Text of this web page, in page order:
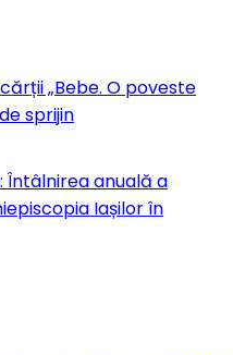
„Bebe. O poveste
sprijin
Întâlnirea anuală a
Iașilor în